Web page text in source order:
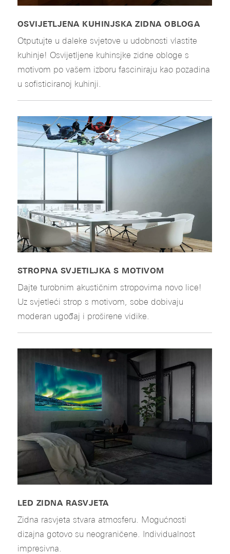
OSVIJETLJENA KUHINJSKA ZIDNA OBLOGA
Otputujte u daleke svjetove u udobnosti vlastite
kuhinje! Osvijetljene kuhinsjke zidne obloge s
motivom po vašem izboru fasciniraju kao pozadina
u sofisticiranoj kuhinji.
STROPNA SVJETILJKA S MOTIVOM
Dajte turobnim akustičnim stropovima novo lice!
Uz svjetleći strop s motivom, sobe dobivaju
moderan ugođaj i proširene vidike.
LED ZIDNA RASVJETA
Zidna rasvjeta stvara atmosferu. Mogućnosti
dizajna gotovo su neograničene. Individualnost
impresivna.